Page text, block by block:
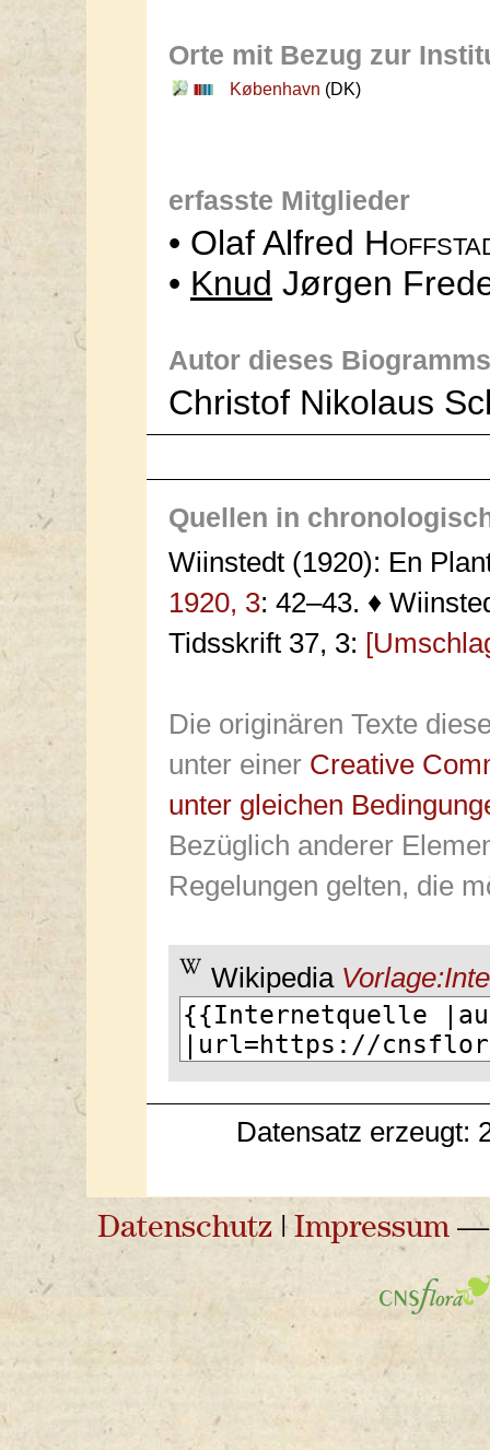
Orte mit Bezug zur
København (DK)
erfasste Mitglieder
• Olaf Alfred
• Knud Jørgen
Autor dieses
Christof Nikolaus
Quellen in
Wiinstedt (1920): En
1920, 3: 42–43. ♦
Tidsskrift 37, 3:
Die originären Texte
unter einer Creative
unter gleichen
Bezüglich anderer
Regelungen gelten, die
Wikipedia
Datensatz erzeugt:
Datenschutz | Impressum—